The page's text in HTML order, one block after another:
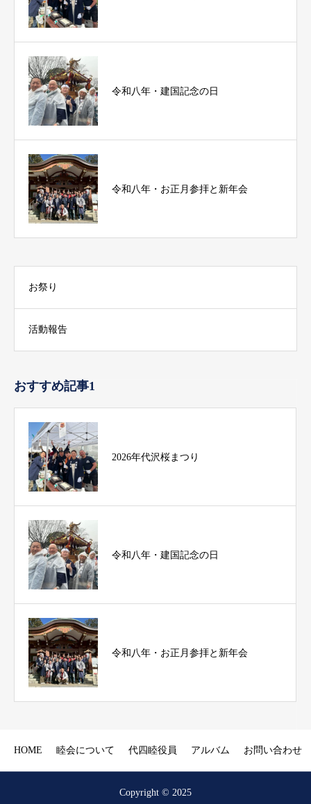
令和八年・建国記念の日
令和八年・お正月参拝と新年会
お祭り
活動報告
おすすめ記事1
2026年代沢桜まつり
令和八年・建国記念の日
令和八年・お正月参拝と新年会
HOME 睦会について 代四睦役員 アルバム お問い合わせ
Copyright © 2025